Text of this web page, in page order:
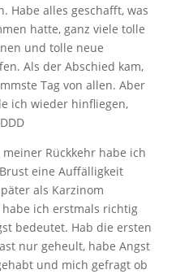
Habe alles geschafft, was
hatte, ganz viele tolle
und tolle neue
Als der Abschied kam,
Tag von allen. Aber
ich wieder hinfliegen,
meiner Rückkehr habe ich
eine Auffälligkeit
als Karzinom
ich erstmals richtig
bedeutet. Hab die ersten
nur geheult, habe Angst
und mich gefragt ob